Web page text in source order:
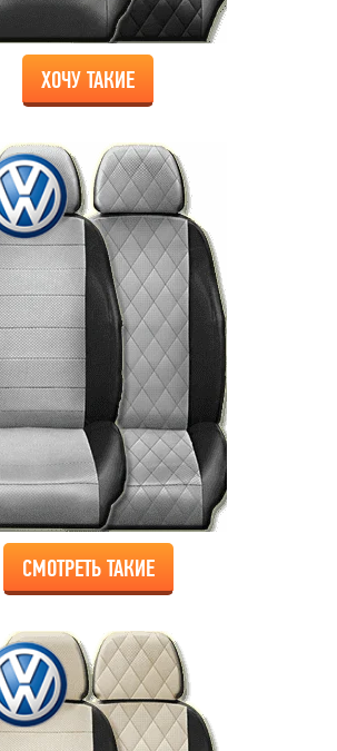
ХОЧУ ТАКИЕ
СМОТРЕТЬ ТАКИЕ